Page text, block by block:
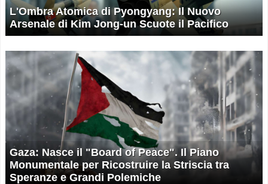
L'Ombra Atomica di Pyongyang: Il Nuovo
Arsenale di Kim Jong-un Scuote il Pacifico
Gaza: Nasce il "Board of Peace". Il Piano
Monumentale per Ricostruire la Striscia tra
Speranze e Grandi Polemiche